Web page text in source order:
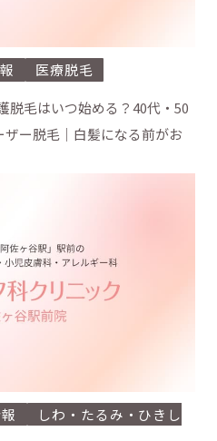
医療脱毛
脱毛はいつ始める？40代・50
ー脱毛｜白髪になる前がお
しわ・たるみ・ひきし